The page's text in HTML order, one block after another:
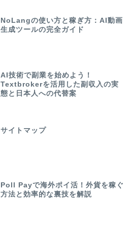
NoLangの使い方と稼ぎ方：AI動画
生成ツールの完全ガイド
AI技術で副業を始めよう！
Textbrokerを活用した副収入の実
態と日本人への代替案
サイトマップ
Poll Payで海外ポイ活！外貨を稼ぐ
方法と効率的な裏技を解説